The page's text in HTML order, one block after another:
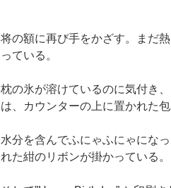
将の額に再び手をかざす。まだ
っている。
枕の氷が溶けているのに気付き
は、カウンターの上に置かれた包
水分を含んでふにゃふにゃにな
れた紺のリボンが掛かっている。